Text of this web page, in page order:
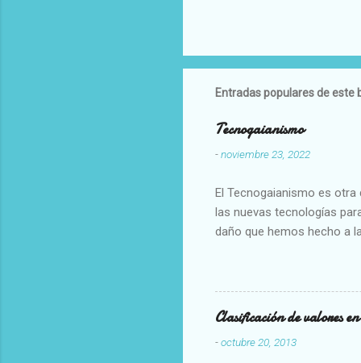
Entradas populares de este
Tecnogaianismo
-noviembre 23, 2022
El Tecnogaianismo es
las nuevas tecnologías
daño que hemos hecho a
Clasificación de valores
-octubre 20, 2013